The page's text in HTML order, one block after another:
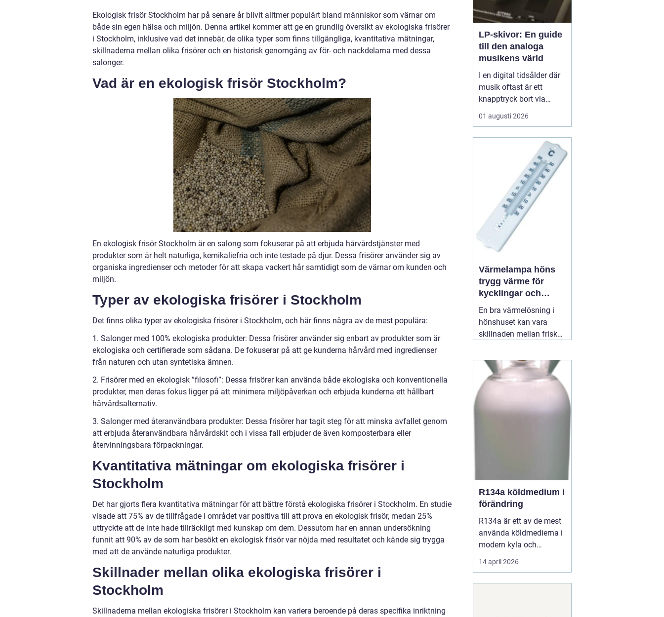
Ekologisk frisör Stockholm har på senare år blivit alltmer populärt bland människor som värnar om
både sin egen hälsa och miljön. Denna artikel kommer att ge en grundlig översikt av ekologiska frisörer
i Stockholm, inklusive vad det innebär, de olika typer som finns tillgängliga, kvantitativa mätningar,
skillnaderna mellan olika frisörer och en historisk genomgång av för- och nackdelarna med dessa
salonger.
Vad är en ekologisk frisör Stockholm?
En ekologisk frisör Stockholm är en salong som fokuserar på att erbjuda hårvårdstjänster med
produkter som är helt naturliga, kemikaliefria och inte testade på djur. Dessa frisörer använder sig av
organiska ingredienser och metoder för att skapa vackert hår samtidigt som de värnar om kunden och
miljön.
Typer av ekologiska frisörer i Stockholm
Det finns olika typer av ekologiska frisörer i Stockholm, och här finns några av de mest populära:
1. Salonger med 100% ekologiska produkter: Dessa frisörer använder sig enbart av produkter som är
ekologiska och certifierade som sådana. De fokuserar på att ge kunderna hårvård med ingredienser
från naturen och utan syntetiska ämnen.
2. Frisörer med en ekologisk ”filosofi”: Dessa frisörer kan använda både ekologiska och konventionella
produkter, men deras fokus ligger på att minimera miljöpåverkan och erbjuda kunderna ett hållbart
hårvårdsalternativ.
3. Salonger med återanvändbara produkter: Dessa frisörer har tagit steg för att minska avfallet genom
att erbjuda återanvändbara hårvårdskit och i vissa fall erbjuder de även komposterbara eller
återvinningsbara förpackningar.
Kvantitativa mätningar om ekologiska frisörer i
Stockholm
Det har gjorts flera kvantitativa mätningar för att bättre förstå ekologiska frisörer i Stockholm. En studie
visade att 75% av de tillfrågade i området var positiva till att prova en ekologisk frisör, medan 25%
uttryckte att de inte hade tillräckligt med kunskap om dem. Dessutom har en annan undersökning
funnit att 90% av de som har besökt en ekologisk frisör var nöjda med resultatet och kände sig trygga
med att de använde naturliga produkter.
Skillnader mellan olika ekologiska frisörer i
Stockholm
Skillnaderna mellan ekologiska frisörer i Stockholm kan variera beroende på deras specifika inriktning
LP-skivor: En guide
till den analoga
musikens värld
I en digital tidsålder där
musik oftast är ett
knapptryck bort via
streamingtjänster, finns
det ännu de som väljer
hos LP skivor. Dessa
skivor erbjuder mer än
bara musik; de ger en
taktil och au...
01 augusti 2026
Värmelampa höns
trygg värme för
kycklingar och
vuxna höns
En bra värmelösning i
hönshuset kan vara
skillnaden mellan friska,
onödig stress eller
sjukdom. När
temperaturen faller, eller
när nya kycklingar
stabil, säker och jämn
R134a köldmedium i
förändring
R134a är ett av de mest
använda köldmedierna i
modern kyla och
luftkonditionering. Under
många år har gasen
14 april 2026